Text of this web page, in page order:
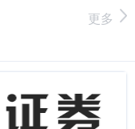
更多